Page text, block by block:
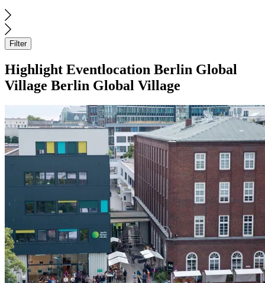
Filter
Highlight Eventlocation Berlin Global
Village Berlin Global Village